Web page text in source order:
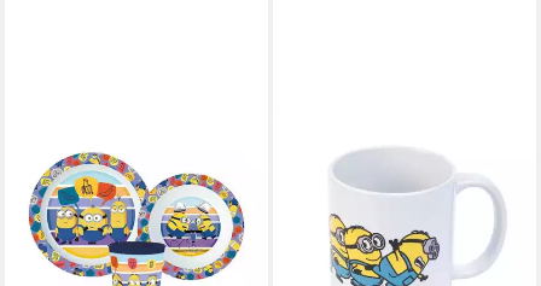
Kindergeschirr-Set Minions
Striped Essgeschirr, Mikro-
Set, mit
10,95 € UVP21,99 €
-50%
Tasse Minions Dave Tasse
ab 15,38 €
lieferbar - in 7-9 Werktagen bei dir